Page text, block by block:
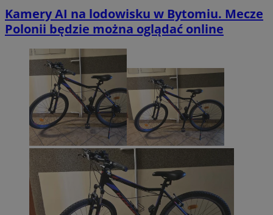
Kamery AI na lodowisku w Bytomiu. Mecze
Polonii będzie można oglądać online